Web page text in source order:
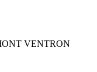
VENTRON